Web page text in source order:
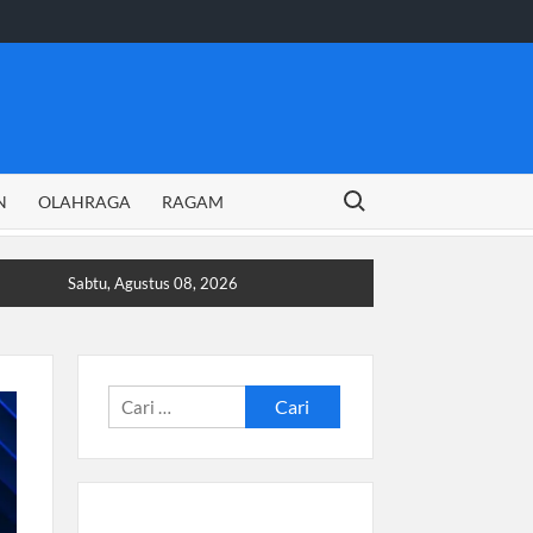
OLAHRAGA RAGAM
Search for:
Sabtu, Agustus 08, 2026
Cari
untuk: